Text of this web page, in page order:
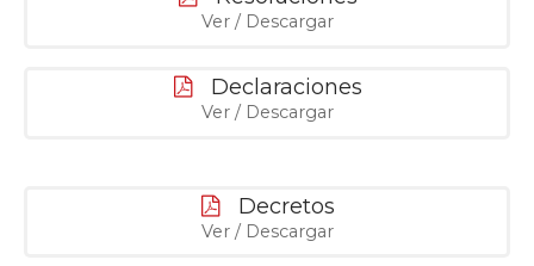
Ver / Descargar
Declaraciones
Ver / Descargar
Decretos
Ver / Descargar